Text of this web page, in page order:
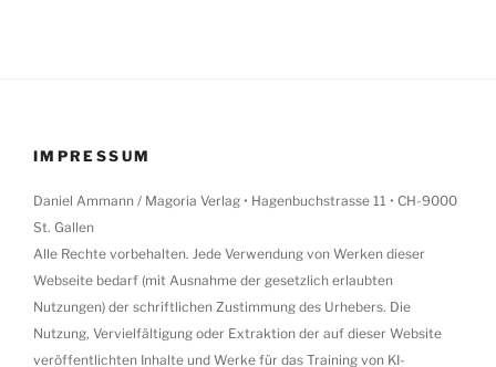
IMPRESSUM
Daniel Ammann / Magoria Verlag • Hagenbuchstrasse 11 • CH-9000
St. Gallen
Alle Rechte vorbehalten. Jede Verwendung von Werken dieser
Webseite bedarf (mit Ausnahme der gesetzlich erlaubten
Nutzungen) der schriftlichen Zustimmung des Urhebers. Die
Nutzung, Vervielfältigung oder Extraktion der auf dieser Website
veröffentlichten Inhalte und Werke für das Training von KI-